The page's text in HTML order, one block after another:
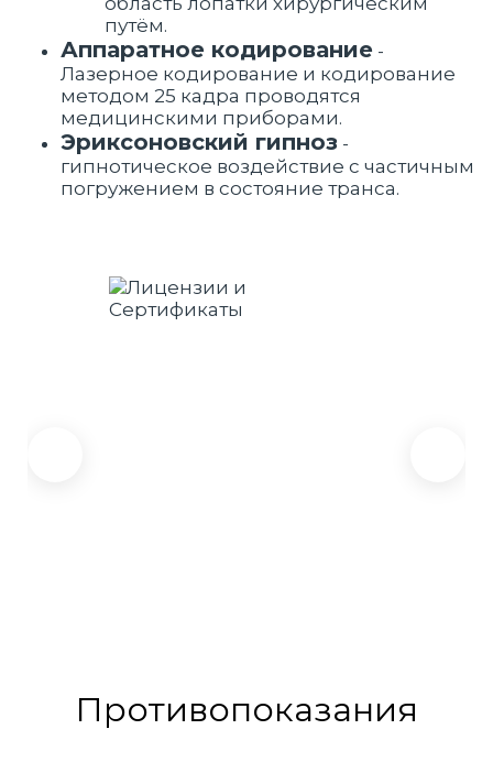
путём.
Аппаратное кодирование -
Лазерное кодирование и кодирование
методом 25 кадра проводятся
медицинскими приборами.
Эриксоновский гипноз -
гипнотическое воздействие с частичным
погружением в состояние транса.
Противопоказания